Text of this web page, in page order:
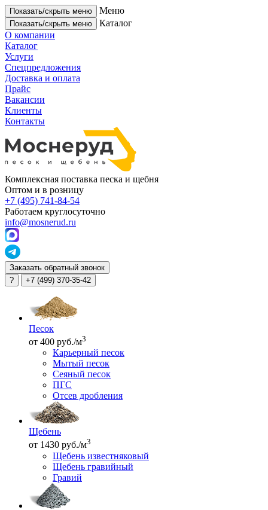
Показать/скрыть меню Меню
Показать/скрыть меню
Каталог
О компании
Каталог
Услуги
Спецпредложения
Доставка и оплата
Прайс
Вакансии
Клиенты
Контакты
Комплексная поставка песка и щебня
Оптом и в розницу
+7 (495) 741-84-54
Работаем круглосуточно
info@mosnerud.ru
Заказать обратный звонок
?
+7 (499) 370-35-42
Песок
от 400 руб./м3
Карьерный песок
Мытый песок
Сеяный песок
ПГС
Отсев дробления
Щебень
от 1430 руб./м3
Щебень известняковый
Щебень гравийный
Гравий